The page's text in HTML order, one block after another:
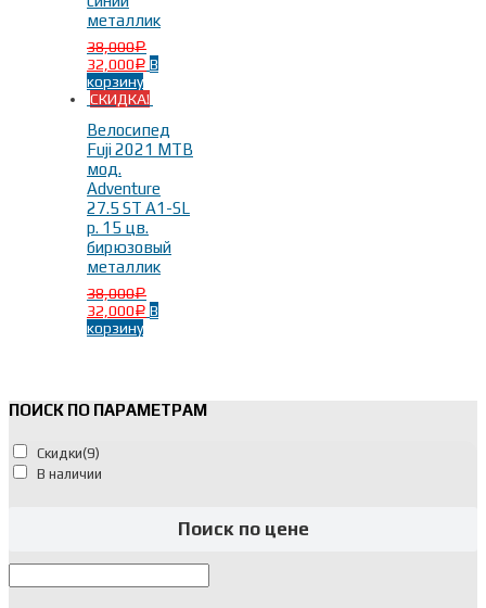
15 дюймов
17 дюймов
19 дюймов
чёрный
металлик
38,000Р
32,000 Р В
корзину
СКИДКА!
Велосипед
Fuji 2021 MTB
мод.
Adventure
27.5 ST A1-SL
р. 15 цв.
бирюзовый
металлик
38,000Р
32,000 Р В
корзину
ПОИСК ПО ПАРАМЕТРАМ
Скидки(9)
В наличии
Поиск по цене